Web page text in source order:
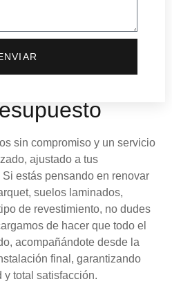
sin compromiso y un servicio
, ajustado a tus
estás pensando en renovar
, suelos laminados,
de revestimiento, no dudes
de hacer que todo el
, acompañándote desde la
final , garantizando
y total satisfacción.